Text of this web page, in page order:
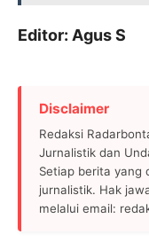
Editor: Agus S
Disclaimer
Redaksi
Jurnalistik dan
Setiap berita yang
jurnalistik. Hak
melalui email: